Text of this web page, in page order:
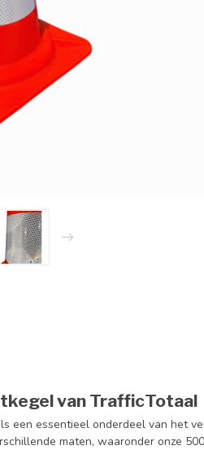
van TrafficTotaal
een essentieel onderdeel van het
maten, waaronder onze